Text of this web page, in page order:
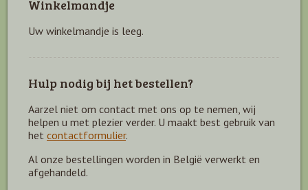
Winkelmandje
Uw winkelmandje is leeg.
Hulp nodig bij het bestellen?
Aarzel niet om contact met ons op te nemen, wij
helpen u met plezier verder. U maakt best gebruik van
het contactformulier.
Al onze bestellingen worden in België verwerkt en
afgehandeld.